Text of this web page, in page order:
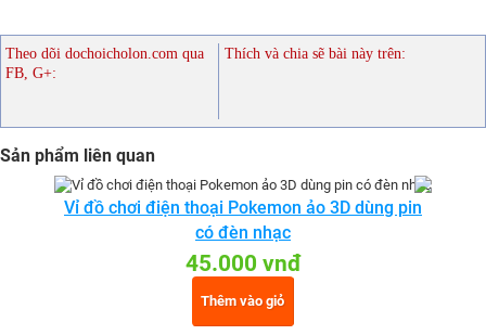
Theo dõi dochoicholon.com qua
FB, G+:
Thích và chia sẽ bài này trên:
Sản phẩm liên quan
Vỉ đồ chơi điện thoại Pokemon ảo 3D dùng pin
có đèn nhạc
45.000 vnđ
Thêm vào giỏ